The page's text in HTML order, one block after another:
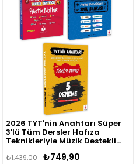
2026 TYT'nin Anahtarı Süper
3'lü Tüm Dersler Hafıza
Teknikleriyle Müzik Destekli
₺749,90
₺1.439,00